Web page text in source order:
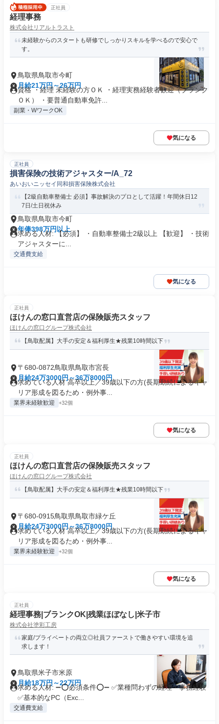
正社員
経理事務
株式会社リアルトラスト
未経験からのスタートも研修でしっかりスキルを学べるので安心で
す。
鳥取県鳥取市今町
月給21万円～26万円
資格 ・経理 未経験の方ＯＫ ・経理実務経験者歓迎（ブランク
ＯＫ） ・要普通自動車免許...
副業・WワークOK
気になる
正社員
損害保険の技術アジャスター/A_72
あいおいニッセイ同和損害保険株式会社
【2級自動車整備士 必須】事故解決のプロとして活躍！年間休日12
7日/土日祝休み
鳥取県鳥取市今町
年俸398万円以上
求める人材: 【必須】 ・自動車整備士2級以上 【歓迎】 ・技術
アジャスターに...
交通費支給
気になる
正社員
ほけんの窓口直営店の保険販売スタッフ
ほけんの窓口グループ株式会社
【鳥取配属】大手の安定＆福利厚生★残業10時間以下
〒680-0872鳥取県鳥取市宮長
月給24万3000円～36万8000円
求めている人材 高卒以上／39歳以下の方(長期勤続によるキャ
リア形成を図るため・例外事...
業界未経験歓迎 +32個
気になる
正社員
ほけんの窓口直営店の保険販売スタッフ
ほけんの窓口グループ株式会社
【鳥取配属】大手の安定＆福利厚生★残業10時間以下
〒680-0915鳥取県鳥取市緑ケ丘
月給24万3000円～36万8000円
求めている人材 高卒以上／39歳以下の方(長期勤続によるキャ
リア形成を図るため・例外事...
業界未経験歓迎 +32個
気になる
正社員
経理事務|ブランクOK|残業ほぼなし|米子市
株式会社塗彩工房
家庭/プライベートの両立◎社員ファーストで働きやすい環境を追
求します！
鳥取県米子市米原
月給18万円～22万円
求める人材: ➖⭕必須条件⭕➖ ✅業種問わずの経理・事務経験
✅基本的なPC（Exc...
交通費支給